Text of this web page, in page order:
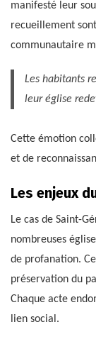
manifesté leur
recueillement
communautaire
Les habitants
leur église
Cette émotion
et de
Les enjeux
Le cas de Saint-
nombreuses
de profanation.
préservation du
Chaque acte
lien social.